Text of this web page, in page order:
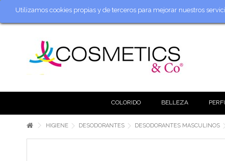
Utilizamos cookies propias y de terceros para mejorar nuestros
COLORIDO BELLEZA
HIGIENE DESODORANTES DESODORANTES MASCULINOS